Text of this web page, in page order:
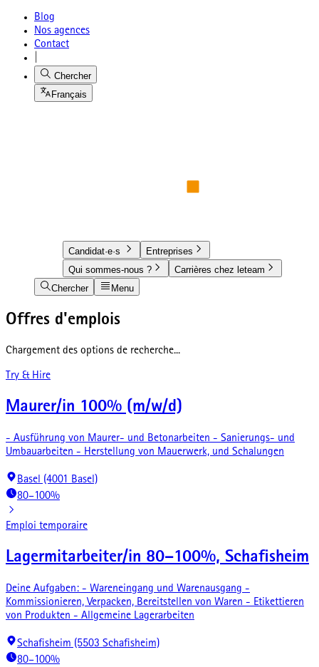
Blog
Nos agences
Contact
Chercher
Français
Candidat·e·s
Entreprises
Qui sommes-nous ?
Carrières chez leteam
Chercher
Menu
Offres d'emplois
Chargement des options de recherche...
Try & Hire
Maurer/in 100% (m/w/d)
- Ausführung von Maurer- und Betonarbeiten - Sanierungs- und
Umbauarbeiten - Herstellung von Mauerwerk, und Schalungen
Basel (4001 Basel)
80–100%
Emploi temporaire
Lagermitarbeiter/in 80–100%, Schafisheim
Deine Aufgaben: - Wareneingang und Warenausgang -
Kommissionieren, Verpacken, Bereitstellen von Waren - Etikettieren
von Produkten - Allgemeine Lagerarbeiten
Schafisheim (5503 Schafisheim)
80–100%